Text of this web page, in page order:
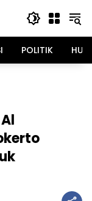
POLITIK